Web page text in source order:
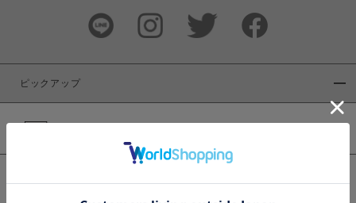
ピックアップ